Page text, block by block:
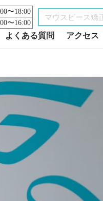
〜18:00
〜16:00
よくある質問 アクセス